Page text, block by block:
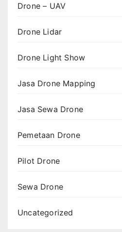
Drone – UAV
Drone Lidar
Drone Light Show
Jasa Drone Mapping
Jasa Sewa Drone
Pemetaan Drone
Pilot Drone
Sewa Drone
Uncategorized